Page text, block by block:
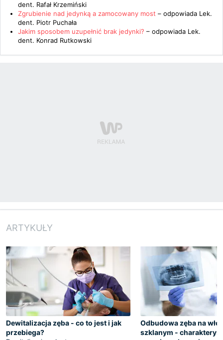
dent. Rafał Krzemiński
Zgrubienie nad jedynką a zamocowany most – odpowiada Lek.
dent. Piotr Puchała
Jakim sposobem uzupełnić brak jedynki? – odpowiada Lek.
dent. Konrad Rutkowski
ARTYKUŁY
Dewitalizacja zęba - co to jest i jak
przebiega?
Odbudowa zęba na
szklanym -